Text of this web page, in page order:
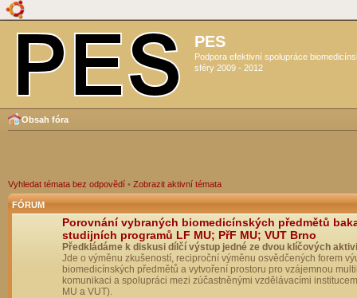
PES
Podpora efektivní spolupráce
sféry 2009 - 2012
Obsah fóra
Vyhledat témata bez odpovědí • Zobrazit aktivní témata
FÓRUM
Porovnání vybraných biomedicínských předmětů
studijních programů LF MU; PřF MU; VUT Brno
Předkládáme k diskusi dílčí výstup jedné ze dvou klíčových
Jde o výměnu zkušeností, reciproční výměnu osvědčených forem
biomedicínských předmětů a vytvoření prostoru pro vzájemnou
komunikaci a spolupráci mezi zúčastněnými vzdělávacími
MU a VUT).